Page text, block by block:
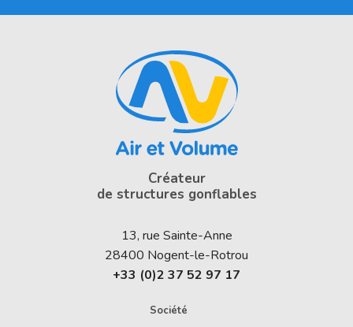
Créateur
de structures gonflables
13, rue Sainte-Anne
28400 Nogent-le-Rotrou
+33 (0)2 37 52 97 17
Société